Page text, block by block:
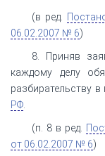
(в ред.
06.02.2007 № 6)
8. Приняв
каждому делу
разбирательству
РФ
(п. 8 в ред.
от 06.02.2007 № 6)